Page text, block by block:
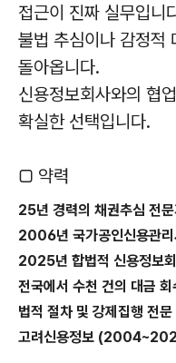
접근이 진짜 실무입니
불법 추심이나 감정적
돌아옵니다.
신용정보회사와의 협
확실한 선택입니다.
▢ 약력
25년 경력의 채권추심 전
2006년 국가공인신용관리
2025년 합법적 신용정보
전국에서 수천 건의 대금 회
법적 절차 및 강제집행 전
고려신용정보